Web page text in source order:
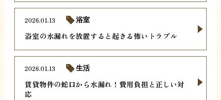
浴室の水漏れを放置すると起きる怖いトラブル
2026.01.13 浴室
賃貸物件の蛇口から水漏れ！費用負担と正しい対
応
2026.01.13 生活